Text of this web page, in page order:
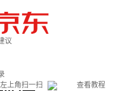
议
上角扫一扫 查看教程